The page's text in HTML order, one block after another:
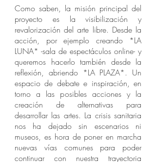
Como saben, la misión principal del
proyecto es la visibilización y
revalorización del arte libre. Desde la
acción, por ejemplo creando *LA
LUNA* -sala de espectáculos online- y
queremos hacerlo también desde la
reflexión, abriendo *LA PLAZA*. Un
espacio de debate e inspiración, en
torno a las posibles acciones y la
creación de alternativas para
desarrollar las artes. La crisis sanitaria
nos ha dejado sin escenarios ni
museos, es hora de poner en marcha
nuevas vías comunes para poder
continuar con nuestra trayectoria